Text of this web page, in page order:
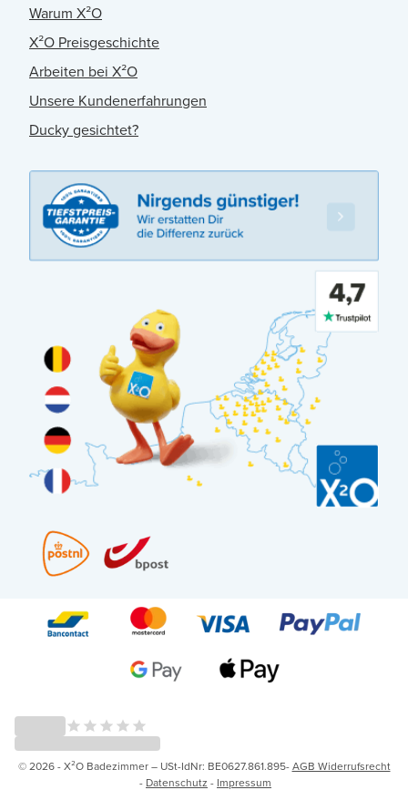
Warum X²O
X²O Preisgeschichte
Arbeiten bei X²O
Unsere Kundenerfahrungen
Ducky gesichtet?
© 2026 - X²O Badezimmer – USt-IdNr: BE0627.861.895-AGB Widerrufsrecht
- Datenschutz - Impressum